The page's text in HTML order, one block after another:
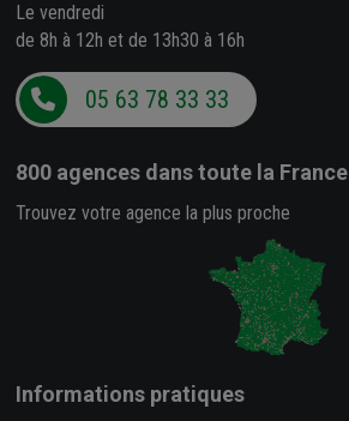
Le vendredi
de 8h à 12h et de 13h30 à 16h
05 63 78 33 33
800 agences dans toute la France
Trouvez votre agence la plus proche
Informations pratiques